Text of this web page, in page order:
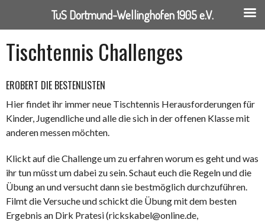
Inhalt
Tischtennis Challenges
EROBERT DIE BESTENLISTEN
Hier findet ihr immer neue Tischtennis Herausforderungen für
Kinder, Jugendliche und alle die sich in der offenen Klasse mit
anderen messen möchten.
Klickt auf die Challenge um zu erfahren worum es geht und was
ihr tun müsst um dabei zu sein. Schaut euch die Regeln und die
Übung an und versucht dann sie bestmöglich durchzuführen.
Filmt die Versuche und schickt die Übung mit dem besten
Ergebnis an Dirk Pratesi (rickskabel@online.de,
TuS Dortmund-Wellinghofen 1905 e.V.